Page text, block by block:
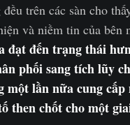
trên các sàn cho
và niềm tin của bên
đạt đến trạng thái
phối sang tích lũy
một lần nữa cung cấp
then chốt cho một